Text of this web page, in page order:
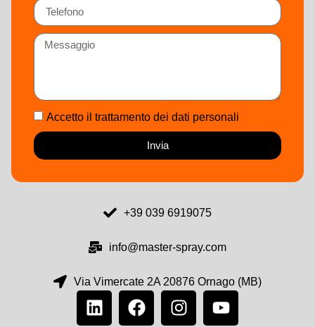
Accetto il trattamento dei dati personali
Invia
+39 039 6919075
info@master-spray.com
Via Vimercate 2A 20876 Ornago (MB)